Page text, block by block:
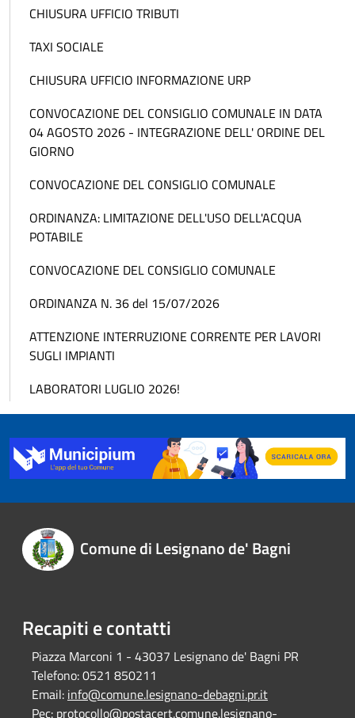
CHIUSURA UFFICIO TRIBUTI
TAXI SOCIALE
CHIUSURA UFFICIO INFORMAZIONE URP
CONVOCAZIONE DEL CONSIGLIO COMUNALE IN DATA
04 AGOSTO 2026 - INTEGRAZIONE DELL' ORDINE DEL
GIORNO
CONVOCAZIONE DEL CONSIGLIO COMUNALE
ORDINANZA: LIMITAZIONE DELL'USO DELL'ACQUA
POTABILE
CONVOCAZIONE DEL CONSIGLIO COMUNALE
ORDINANZA N. 36 del 15/07/2026
ATTENZIONE INTERRUZIONE CORRENTE PER LAVORI
SUGLI IMPIANTI
LABORATORI LUGLIO 2026!
Comune di Lesignano de' Bagni
Recapiti e contatti
Piazza Marconi 1 - 43037 Lesignano de' Bagni PR
Telefono:0521 850211
Email: info@comune.lesignano-debagni.pr.it
Pec: protocollo@postacert.comune.lesignano-